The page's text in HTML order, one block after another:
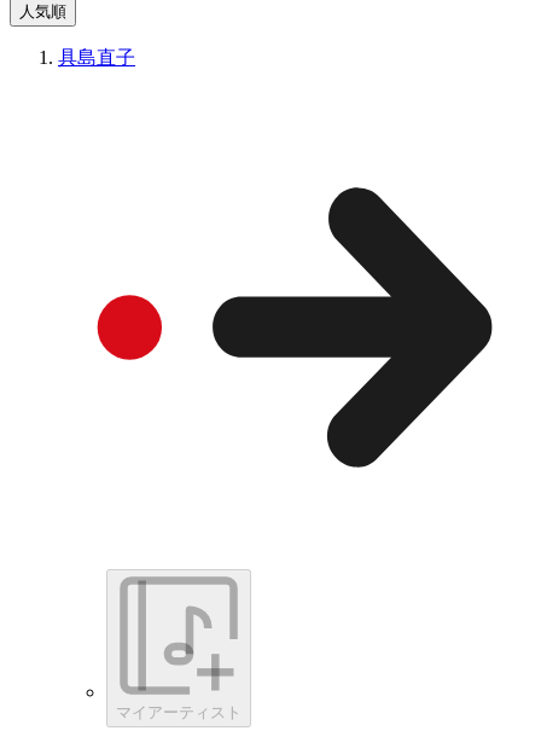
人気順
具島直子
マイアーティスト